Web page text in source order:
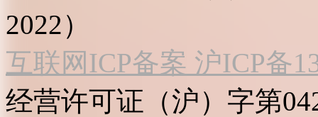
2022）
互联网ICP备案 沪ICP备
经营许可证（沪）字第